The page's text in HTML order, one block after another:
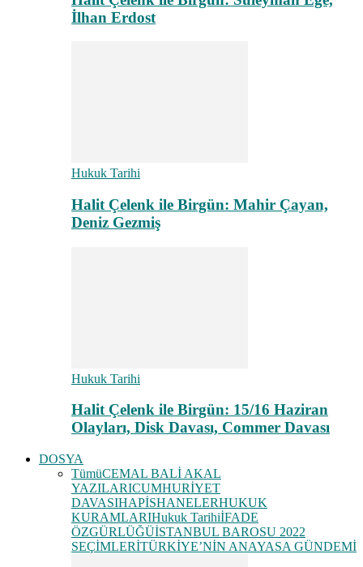
İlhan Erdost
Hukuk Tarihi
Halit Çelenk ile Birgün: Mahir Çayan,
Deniz Gezmiş
Hukuk Tarihi
Halit Çelenk ile Birgün: 15/16 Haziran
Olayları, Disk Davası, Commer Davası
DOSYA
TümüCEMAL BALİ AKAL
YAZILARICUMHURİYET
DAVASIHAPİSHANELERHUKUK
KURAMLARIHukuk TarihiİFADE
ÖZGÜRLÜĞÜİSTANBUL BAROSU 2022
SEÇİMLERİTÜRKİYE’NİN ANAYASA GÜNDEMİ